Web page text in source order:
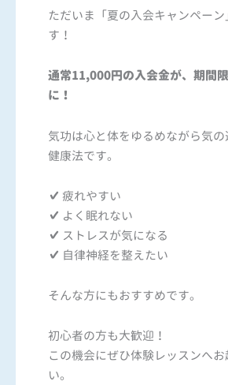
ただいま「夏の入会キャンペー
す！
通常11,000円の入会金が、期間
に！
気功は心と体をゆるめながら気
健康法です。
✔ 疲れやすい
✔ よく眠れない
✔ ストレスが気になる
✔ 自律神経を整えたい
そんな方にもおすすめです。
初心者の方も大歓迎！
この機会にぜひ体験レッスンへ
い。